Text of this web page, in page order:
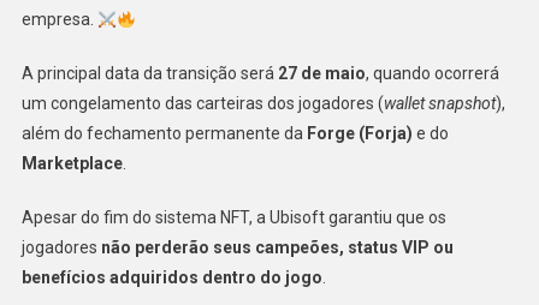
empresa.
A principal data da transição será 27 de maio, quando ocorrerá
um congelamento das carteiras dos jogadores (wallet snapshot),
além do fechamento permanente da Forge (Forja) e do
Marketplace.
Apesar do fim do sistema NFT, a Ubisoft garantiu que os
jogadores não perderão seus campeões, status VIP ou
benefícios adquiridos dentro do jogo.